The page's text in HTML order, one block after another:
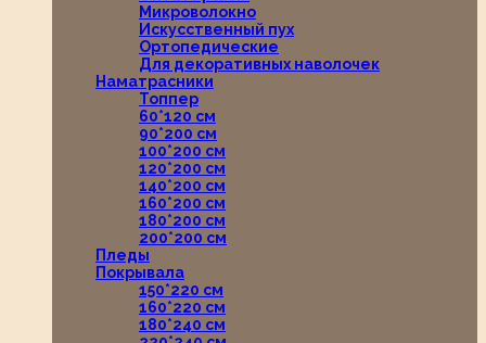
Микроволокно
Искусственный пух
Ортопедические
Для декоративных наволочек
Наматрасники
Топпер
60*120 см
90*200 см
100*200 см
120*200 см
140*200 см
160*200 см
180*200 см
200*200 см
Пледы
Покрывала
150*220 см
160*220 см
180*240 см